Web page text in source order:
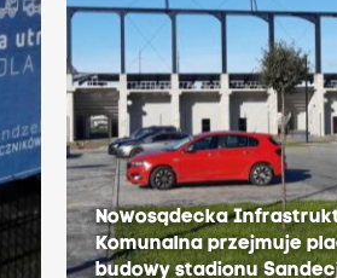
Nowosądecka
Komunalna przejmuje
budowy stadionu